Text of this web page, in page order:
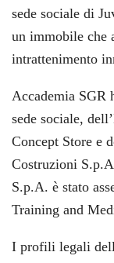
sede sociale di
un immobile che
intrattenimento
Accademia SGR
sede sociale,
Concept Store e
Costruzioni
S.p.A. è stato
Training and
I profili legali